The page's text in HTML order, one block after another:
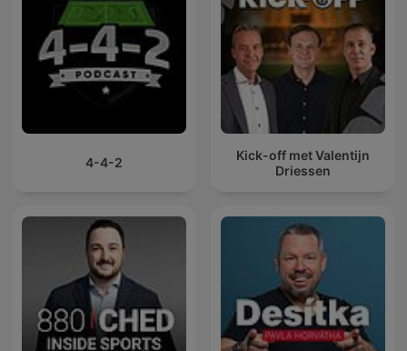
4-4-2
Kick-off met Valentijn
Driessen